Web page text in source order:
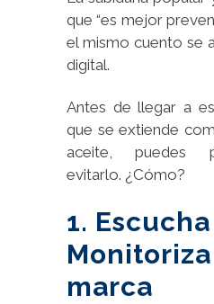
que “es mejor
el mismo cuento se
digital.
Antes de llegar a
que se extiende
aceite, puedes
evitarlo. ¿Cómo?
1.
marca